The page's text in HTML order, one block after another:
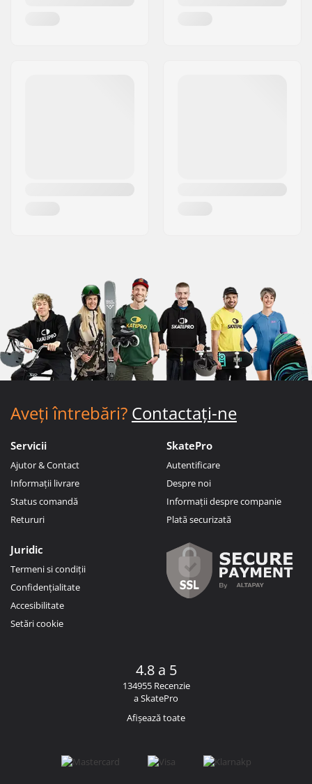
Aveți întrebări? Contactați-ne
Servicii
Ajutor & Contact
Informații livrare
Status comandă
Retururi
SkatePro
Autentificare
Despre noi
Informații despre companie
Plată securizată
Juridic
Termeni si condiții
Confidențialitate
Accesibilitate
Setări cookie
4.8 a 5
134955 Recenzie
a SkatePro
Afișează toate